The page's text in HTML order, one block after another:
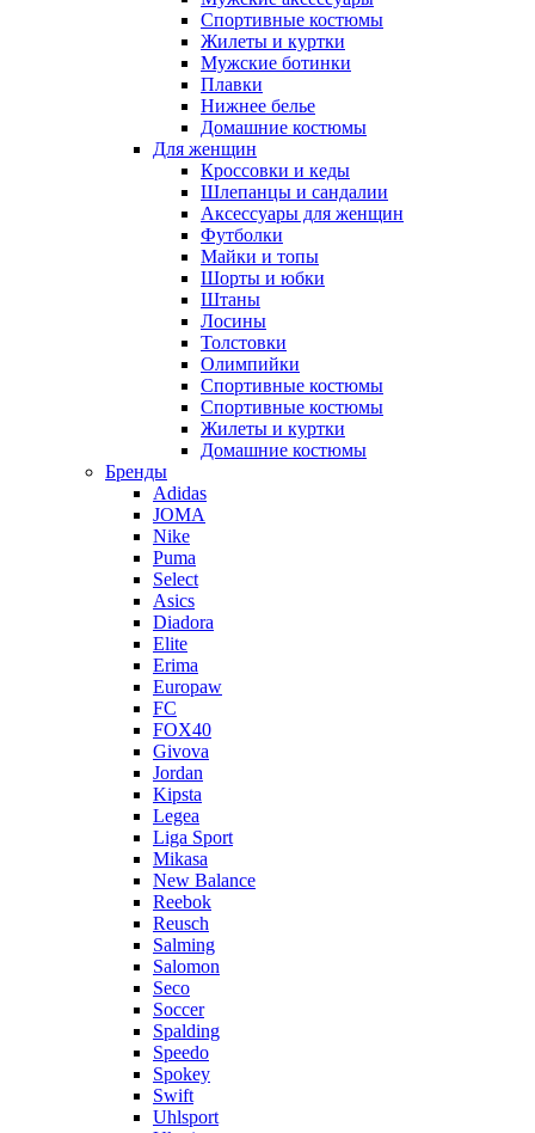
Спортивные костюмы
Жилеты и куртки
Мужские ботинки
Плавки
Нижнее белье
Домашние костюмы
Для женщин
Кроссовки и кеды
Шлепанцы и сандалии
Аксессуары для женщин
Футболки
Майки и топы
Шорты и юбки
Штаны
Лосины
Толстовки
Олимпийки
Спортивные костюмы
Спортивные костюмы
Жилеты и куртки
Домашние костюмы
Бренды
Adidas
JOMA
Nike
Puma
Select
Asics
Diadora
Elite
Erima
Europaw
FC
FOX40
Givova
Jordan
Kipsta
Legea
Liga Sport
Mikasa
New Balance
Reebok
Reusch
Salming
Salomon
Seco
Soccer
Spalding
Speedo
Spokey
Swift
Uhlsport